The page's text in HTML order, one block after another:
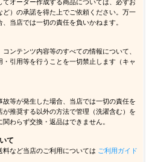
オーダー作成する商品については、必ずお
）の承諾を得た上でご依頼ください。万一
当店では一切の責任を負いかねます。
ンテンツ内容等のすべての情報について、
引用等を行うことを一切禁止します（キャ
等が発生した場合、当店では一切の責任を
推奨する以外の方法で管理（洗濯含む）を
わらず交換・返品はできません。
て
料など当店のご利用については ご利用ガイド